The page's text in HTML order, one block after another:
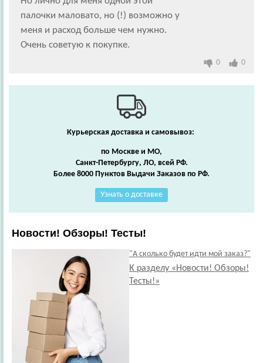
палочки маловато, но (!) возможно у
меня и расход больше чем нужно.
Очень советую к покупке.
0 0
Курьерская доставка и самовывоз:
по Москве и МО,
Санкт-Петербургу, ЛО, всей РФ.
Более 8000 Пунктов Выдачи Заказов по РФ.
Узнать о доставке
Новости! Обзоры! Тесты!
"А сколько будет идти мой заказ?"
К разделу «Новости! Обзоры!
Тесты!»